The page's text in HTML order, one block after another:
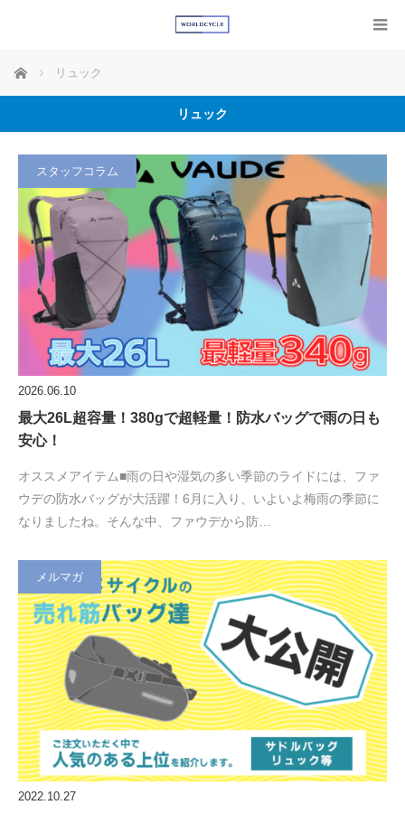
ホーム リュック
リュック
スタッフコラム
2026.06.10
最大26L超容量！380gで超軽量！防水バッグで雨の日も
安心！
オススメアイテム■雨の日や湿気の多い季節のライドには、ファ
ウデの防水バッグが大活躍！6月に入り、いよいよ梅雨の季節に
なりましたね。そんな中、ファウデから防…
メルマガ
2022.10.27